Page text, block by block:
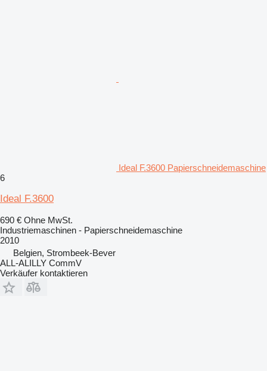
Ideal F.3600 Papierschneidemaschine
6
Ideal F.3600
690 € Ohne MwSt.
Industriemaschinen - Papierschneidemaschine
2010
Belgien, Strombeek-Bever
ALL-ALILLY CommV
Verkäufer kontaktieren